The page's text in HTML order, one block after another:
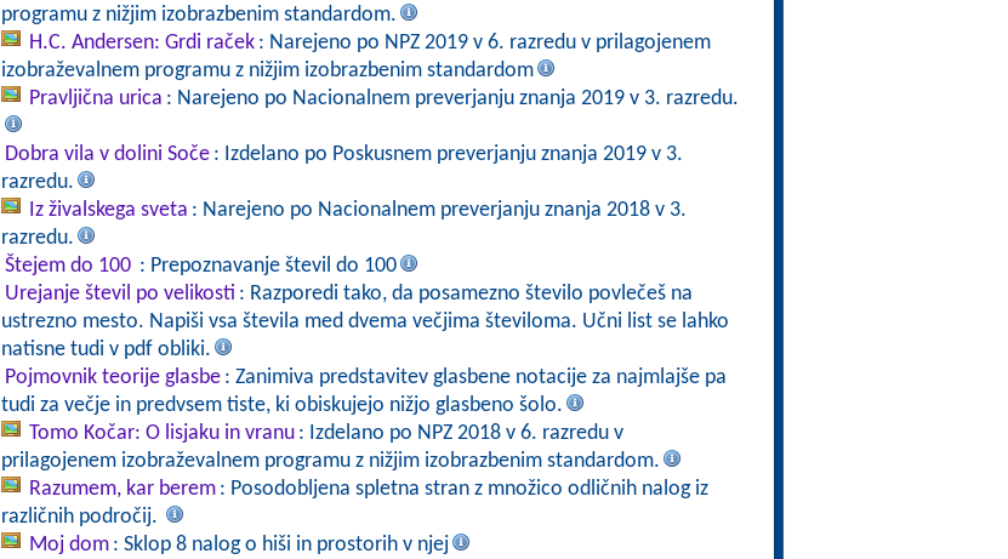
programu z nižjim izobrazbenim standardom.
H.C. Andersen: Grdi raček : Narejeno po NPZ 2019 v 6. razredu v prilagojenem
izobraževalnem programu z nižjim izobrazbenim standardom
Pravljična urica : Narejeno po Nacionalnem preverjanju znanja 2019 v 3. razredu.
Dobra vila v dolini Soče : Izdelano po Poskusnem preverjanju znanja 2019 v 3.
razredu.
Iz živalskega sveta : Narejeno po Nacionalnem preverjanju znanja 2018 v 3.
razredu.
Štejem do 100 : Prepoznavanje števil do 100
Urejanje števil po velikosti : Razporedi tako, da posamezno število povlečeš na
ustrezno mesto. Napiši vsa števila med dvema večjima številoma. Učni list se lahko
natisne tudi v pdf obliki.
Pojmovnik teorije glasbe : Zanimiva predstavitev glasbene notacije za najmlajše pa
tudi za večje in predvsem tiste, ki obiskujejo nižjo glasbeno šolo.
Tomo Kočar: O lisjaku in vranu : Izdelano po NPZ 2018 v 6. razredu v
prilagojenem izobraževalnem programu z nižjim izobrazbenim standardom.
Razumem, kar berem : Posodobljena spletna stran z množico odličnih nalog iz
različnih področij.
Moj dom : Sklop 8 nalog o hiši in prostorih v njej